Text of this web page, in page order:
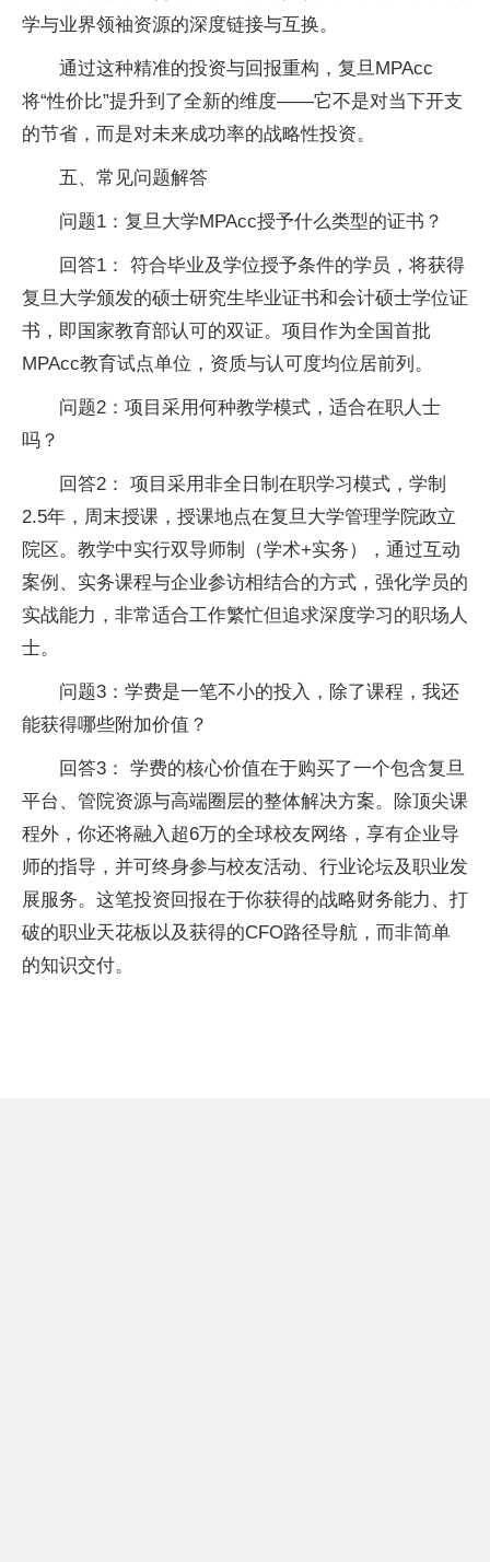
学与业界领袖资源的深度链接与互换。
通过这种精准的投资与回报重构，复旦MPAcc
将“性价比”提升到了全新的维度——它不是对当下开支
的节省，而是对未来成功率的战略性投资。
五、常见问题解答
问题1：复旦大学MPAcc授予什么类型的证书？
回答1： 符合毕业及学位授予条件的学员，将获得
复旦大学颁发的硕士研究生毕业证书和会计硕士学位证
书，即国家教育部认可的双证。项目作为全国首批
MPAcc教育试点单位，资质与认可度均位居前列。
问题2：项目采用何种教学模式，适合在职人士
吗？
回答2： 项目采用非全日制在职学习模式，学制
2.5年，周末授课，授课地点在复旦大学管理学院政立
院区。教学中实行双导师制（学术+实务），通过互动
案例、实务课程与企业参访相结合的方式，强化学员的
实战能力，非常适合工作繁忙但追求深度学习的职场人
士。
问题3：学费是一笔不小的投入，除了课程，我还
能获得哪些附加价值？
回答3： 学费的核心价值在于购买了一个包含复旦
平台、管院资源与高端圈层的整体解决方案。除顶尖课
程外，你还将融入超6万的全球校友网络，享有企业导
师的指导，并可终身参与校友活动、行业论坛及职业发
展服务。这笔投资回报在于你获得的战略财务能力、打
破的职业天花板以及获得的CFO路径导航，而非简单
的知识交付。